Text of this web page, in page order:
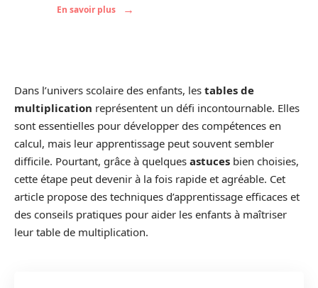
En savoir plus
Dans l’univers scolaire des enfants, les tables de
multiplication représentent un défi incontournable. Elles
sont essentielles pour développer des compétences en
calcul, mais leur apprentissage peut souvent sembler
difficile. Pourtant, grâce à quelques astuces bien choisies,
cette étape peut devenir à la fois rapide et agréable. Cet
article propose des techniques d’apprentissage efficaces et
des conseils pratiques pour aider les enfants à maîtriser
leur table de multiplication.